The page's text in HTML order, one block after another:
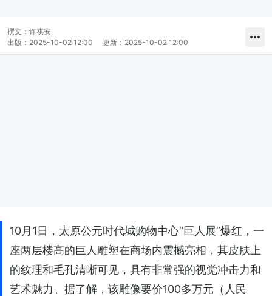
撰文： 许祺安
出版： 2025-10-02 12:00 更新： 2025-10-02 12:00
10月1日，太原公元时代城购物中心“巨人展”爆红，一
座两层楼高的巨人雕塑在商场内震撼亮相，其皮肤上
的纹理和毛孔清晰可见，具有非常强的视觉冲击力和
艺术魅力。据了解，该雕像要价100多万元（人民